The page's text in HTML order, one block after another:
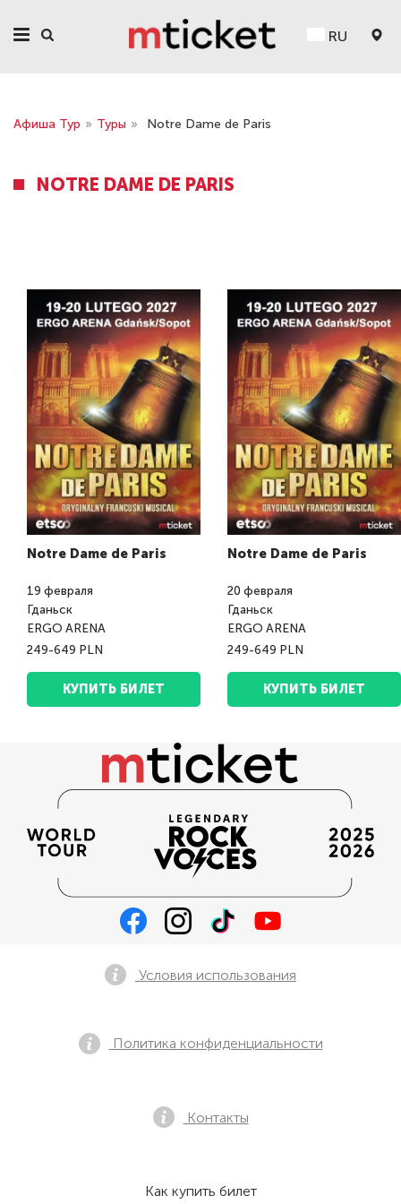
RU
Афиша Тур » Туры » Notre Dame de Paris
NOTRE DAME DE PARIS
Notre Dame de Paris
19 февраля
Гданьск
ERGO ARENA
249-649 PLN
КУПИТЬ БИЛЕТ
Notre Dame de Paris
20 февраля
Гданьск
ERGO ARENA
249-649 PLN
КУПИТЬ БИЛЕТ
Условия использования
Политика конфиденциальности
Контакты
Как купить билет